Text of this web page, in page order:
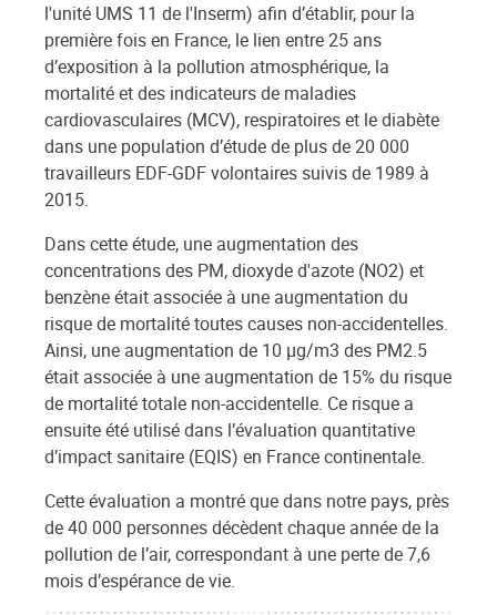
l'unité UMS 11 de l'Inserm) afin d’établir, pour la
première fois en France, le lien entre 25 ans
d’exposition à la pollution atmosphérique, la
mortalité et des indicateurs de maladies
cardiovasculaires (MCV), respiratoires et le diabète
dans une population d’étude de plus de 20 000
travailleurs EDF-GDF volontaires suivis de 1989 à
2015.
Dans cette étude, une augmentation des
concentrations des PM, dioxyde d'azote (NO2) et
benzène était associée à une augmentation du
risque de mortalité toutes causes non-accidentelles.
Ainsi, une augmentation de 10 µg/m3 des PM2.5
était associée à une augmentation de 15% du risque
de mortalité totale non-accidentelle. Ce risque a
ensuite été utilisé dans l’évaluation quantitative
d’impact sanitaire (EQIS) en France continentale.
Cette évaluation a montré que dans notre pays, près
de 40 000 personnes décèdent chaque année de la
pollution de l’air, correspondant à une perte de 7,6
mois d’espérance de vie.